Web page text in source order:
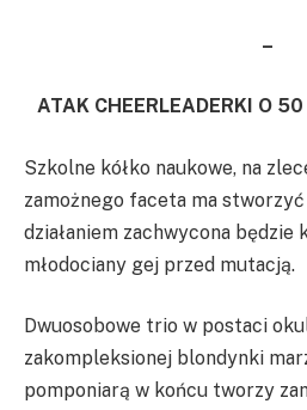
–
ATAK CHEERLEADERKI O
Szkolne kółko naukowe, na
zamożnego faceta ma
działaniem zachwycona będzie
młodociany gej przed mutacją.
Dwuosobowe trio w postaci
zakompleksionej blondynki
pomponiarą w końcu tworzy